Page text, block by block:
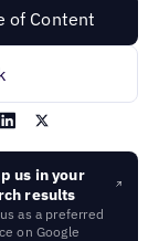
of Content
us in your
results
as a preferred
on Google